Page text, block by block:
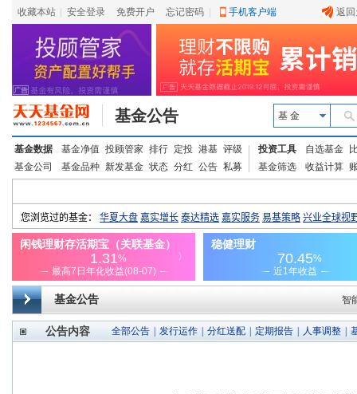
收藏本站 安全登录 免费开户 忘记密码 手机客户端 返
基金公告 基 金
基金数据 基金净值 投顾管家 排行 定投 港基 评级
基金公司
基金品种 新发基金 状态 分红 公告 私募
投资工具 自选基金
基金筛选
收益计算
基金公告 智
公告内容 全部公告 发行运作 分红送配 定期报告 人事调整